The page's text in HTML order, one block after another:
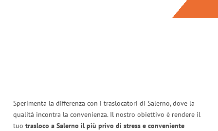
Sperimenta la differenza con i traslocatori di Salerno, dove la
qualità incontra la convenienza. Il nostro obiettivo è rendere il
tuo trasloco a Salerno il più privo di stress e conveniente